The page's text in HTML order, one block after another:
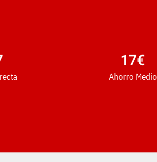
Ahorro Medio
17€